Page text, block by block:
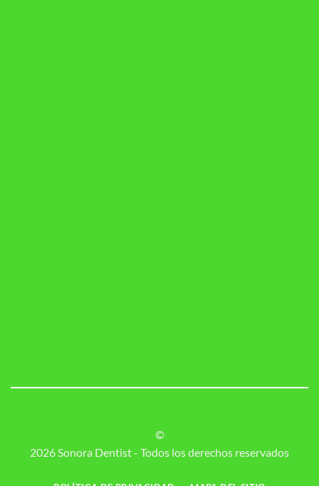
©
2026 Sonora Dentist - Todos los derechos reservados